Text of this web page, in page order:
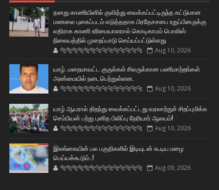
தனது காணியினில் குவித்து வைக்கப்பட்டிருந்த கட்டுமான
மணலை புகைப்படம் எடுத்ததாக பிரதேசசபை உறுப்பினருக்கு
எதிராக காணி உரிமையாளரால் கொடிகாமம் பொலிஸ்
நிலையத்தில் முறைப்பாடு செய்யப்பட்டுள்ளது
🐅🐅🐅🐅🐅🐅🐆🐆🐆🐆🐆🐆🐆🐆 Aug 10, 2026
யாழ். மறைமாவட்ட குருக்கள் சிலருக்கான பணிமாற்றங்கள்
அண்மையில் நடைபெற்றுள்ளன.
🐅🐅🐅🐅🐅🐅🐆🐆🐆🐆🐆🐆🐆🐆 Aug 10, 2026
யாழ் ஆயரால் திறந்து வைக்கப்பட்டது வரலாற்றுச் சிறப்புமிக்க
செம்பியன் பற்று புனித பிலிப்பு நேரியார் ஆலயம்!
🐅🐅🐅🐅🐅🐅🐆🐆🐆🐆🐆🐆🐆🐆 Aug 10, 2026
இலங்கையின் பல பகுதிகளில் இடியுடன் கூடிய மழை
பெய்யக்கூடும்..!
🐅🐅🐅🐅🐅🐅🐆🐆🐆🐆🐆🐆🐆🐆 Aug 09, 2026